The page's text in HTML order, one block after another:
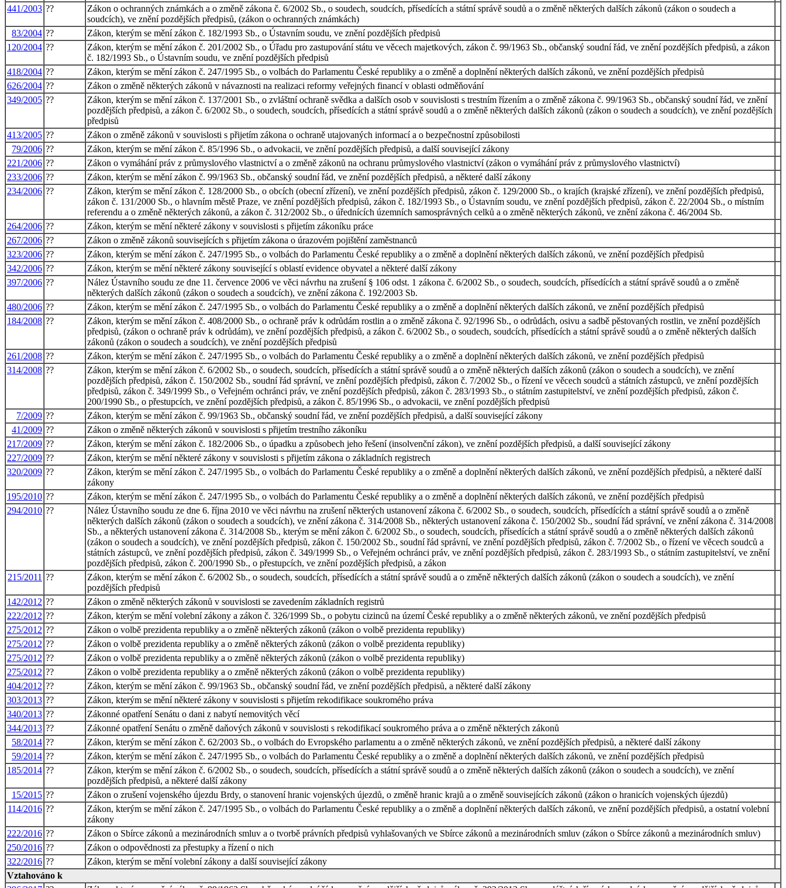
441/2003 ??
Zákon o ochranných známkách a o změně zákona č. 6/2002 Sb., o soudech, soudcích, přísedících a státní správě soudů a o změně některých dalších zákonů (zákon o soudech a
soudcích), ve znění pozdějších předpisů, (zákon o ochranných známkách)
83/2004 ??
Zákon, kterým se mění zákon č. 182/1993 Sb., o Ústavním soudu, ve znění pozdějších předpisů
120/2004 ??
Zákon, kterým se mění zákon č. 201/2002 Sb., o Úřadu pro zastupování státu ve věcech majetkových, zákon č. 99/1963 Sb., občanský soudní řád, ve znění pozdějších předpisů, a zákon
č. 182/1993 Sb., o Ústavním soudu, ve znění pozdějších předpisů
418/2004 ??
Zákon, kterým se mění zákon č. 247/1995 Sb., o volbách do Parlamentu České republiky a o změně a doplnění některých dalších zákonů, ve znění pozdějších předpisů
626/2004 ??
Zákon o změně některých zákonů v návaznosti na realizaci reformy veřejných financí v oblasti odměňování
349/2005 ??
Zákon, kterým se mění zákon č. 137/2001 Sb., o zvláštní ochraně svědka a dalších osob v souvislosti s trestním řízením a o změně zákona č. 99/1963 Sb., občanský soudní řád, ve znění
pozdějších předpisů, a zákon č. 6/2002 Sb., o soudech, soudcích, přísedících a státní správě soudů a o změně některých dalších zákonů (zákon o soudech a soudcích), ve znění pozdějších
předpisů
413/2005 ??
Zákon o změně zákonů v souvislosti s přijetím zákona o ochraně utajovaných informací a o bezpečnostní způsobilosti
79/2006 ??
Zákon, kterým se mění zákon č. 85/1996 Sb., o advokacii, ve znění pozdějších předpisů, a další související zákony
221/2006 ??
Zákon o vymáhání práv z průmyslového vlastnictví a o změně zákonů na ochranu průmyslového vlastnictví (zákon o vymáhání práv z průmyslového vlastnictví)
233/2006 ??
Zákon, kterým se mění zákon č. 99/1963 Sb., občanský soudní řád, ve znění pozdějších předpisů, a některé další zákony
234/2006 ??
Zákon, kterým se mění zákon č. 128/2000 Sb., o obcích (obecní zřízení), ve znění pozdějších předpisů, zákon č. 129/2000 Sb., o krajích (krajské zřízení), ve znění pozdějších předpisů,
zákon č. 131/2000 Sb., o hlavním městě Praze, ve znění pozdějších předpisů, zákon č. 182/1993 Sb., o Ústavním soudu, ve znění pozdějších předpisů, zákon č. 22/2004 Sb., o místním
referendu a o změně některých zákonů, a zákon č. 312/2002 Sb., o úřednících územních samosprávných celků a o změně některých zákonů, ve znění zákona č. 46/2004 Sb.
264/2006 ??
Zákon, kterým se mění některé zákony v souvislosti s přijetím zákoníku práce
267/2006 ??
Zákon o změně zákonů souvisejících s přijetím zákona o úrazovém pojištění zaměstnanců
323/2006 ??
Zákon, kterým se mění zákon č. 247/1995 Sb., o volbách do Parlamentu České republiky a o změně a doplnění některých dalších zákonů, ve znění pozdějších předpisů
342/2006 ??
Zákon, kterým se mění některé zákony související s oblastí evidence obyvatel a některé další zákony
397/2006 ??
Nález Ústavního soudu ze dne 11. července 2006 ve věci návrhu na zrušení § 106 odst. 1 zákona č. 6/2002 Sb., o soudech, soudcích, přísedících a státní správě soudů a o změně
některých dalších zákonů (zákon o soudech a soudcích), ve znění zákona č. 192/2003 Sb.
480/2006 ??
Zákon, kterým se mění zákon č. 247/1995 Sb., o volbách do Parlamentu České republiky a o změně a doplnění některých dalších zákonů, ve znění pozdějších předpisů
184/2008 ??
Zákon, kterým se mění zákon č. 408/2000 Sb., o ochraně práv k odrůdám rostlin a o změně zákona č. 92/1996 Sb., o odrůdách, osivu a sadbě pěstovaných rostlin, ve znění pozdějších
předpisů, (zákon o ochraně práv k odrůdám), ve znění pozdějších předpisů, a zákon č. 6/2002 Sb., o soudech, soudcích, přísedících a státní správě soudů a o změně některých dalších
zákonů (zákon o soudech a soudcích), ve znění pozdějších předpisů
261/2008 ??
Zákon, kterým se mění zákon č. 247/1995 Sb., o volbách do Parlamentu České republiky a o změně a doplnění některých dalších zákonů, ve znění pozdějších předpisů
314/2008 ??
Zákon, kterým se mění zákon č. 6/2002 Sb., o soudech, soudcích, přísedících a státní správě soudů a o změně některých dalších zákonů (zákon o soudech a soudcích), ve znění
pozdějších předpisů, zákon č. 150/2002 Sb., soudní řád správní, ve znění pozdějších předpisů, zákon č. 7/2002 Sb., o řízení ve věcech soudců a státních zástupců, ve znění pozdějších
předpisů, zákon č. 349/1999 Sb., o Veřejném ochránci práv, ve znění pozdějších předpisů, zákon č. 283/1993 Sb., o státním zastupitelství, ve znění pozdějších předpisů, zákon č.
200/1990 Sb., o přestupcích, ve znění pozdějších předpisů, a zákon č. 85/1996 Sb., o advokacii, ve znění pozdějších předpisů
7/2009 ??
Zákon, kterým se mění zákon č. 99/1963 Sb., občanský soudní řád, ve znění pozdějších předpisů, a další související zákony
41/2009 ??
Zákon o změně některých zákonů v souvislosti s přijetím trestního zákoníku
217/2009 ??
Zákon, kterým se mění zákon č. 182/2006 Sb., o úpadku a způsobech jeho řešení (insolvenční zákon), ve znění pozdějších předpisů, a další související zákony
227/2009 ??
Zákon, kterým se mění některé zákony v souvislosti s přijetím zákona o základních registrech
320/2009 ??
Zákon, kterým se mění zákon č. 247/1995 Sb., o volbách do Parlamentu České republiky a o změně a doplnění některých dalších zákonů, ve znění pozdějších předpisů, a některé další
zákony
195/2010 ??
Zákon, kterým se mění zákon č. 247/1995 Sb., o volbách do Parlamentu České republiky a o změně a doplnění některých dalších zákonů, ve znění pozdějších předpisů
294/2010 ??
Nález Ústavního soudu ze dne 6. října 2010 ve věci návrhu na zrušení některých ustanovení zákona č. 6/2002 Sb., o soudech, soudcích, přísedících a státní správě soudů a o změně
některých dalších zákonů (zákon o soudech a soudcích), ve znění zákona č. 314/2008 Sb., některých ustanovení zákona č. 150/2002 Sb., soudní řád správní, ve znění zákona č. 314/2008
Sb., a některých ustanovení zákona č. 314/2008 Sb., kterým se mění zákon č. 6/2002 Sb., o soudech, soudcích, přísedících a státní správě soudů a o změně některých dalších zákonů
(zákon o soudech a soudcích), ve znění pozdějších předpisů, zákon č. 150/2002 Sb., soudní řád správní, ve znění pozdějších předpisů, zákon č. 7/2002 Sb., o řízení ve věcech soudců a
státních zástupců, ve znění pozdějších předpisů, zákon č. 349/1999 Sb., o Veřejném ochránci práv, ve znění pozdějších předpisů, zákon č. 283/1993 Sb., o státním zastupitelství, ve znění
pozdějších předpisů, zákon č. 200/1990 Sb., o přestupcích, ve znění pozdějších předpisů, a zákon
215/2011 ??
Zákon, kterým se mění zákon č. 6/2002 Sb., o soudech, soudcích, přísedících a státní správě soudů a o změně některých dalších zákonů (zákon o soudech a soudcích), ve znění
pozdějších předpisů
142/2012 ??
Zákon o změně některých zákonů v souvislosti se zavedením základních registrů
222/2012 ??
Zákon, kterým se mění volební zákony a zákon č. 326/1999 Sb., o pobytu cizinců na území České republiky a o změně některých zákonů, ve znění pozdějších předpisů
275/2012 ??
Zákon o volbě prezidenta republiky a o změně některých zákonů (zákon o volbě prezidenta republiky)
275/2012 ??
Zákon o volbě prezidenta republiky a o změně některých zákonů (zákon o volbě prezidenta republiky)
275/2012 ??
Zákon o volbě prezidenta republiky a o změně některých zákonů (zákon o volbě prezidenta republiky)
275/2012 ??
Zákon o volbě prezidenta republiky a o změně některých zákonů (zákon o volbě prezidenta republiky)
404/2012 ??
Zákon, kterým se mění zákon č. 99/1963 Sb., občanský soudní řád, ve znění pozdějších předpisů, a některé další zákony
303/2013 ??
Zákon, kterým se mění některé zákony v souvislosti s přijetím rekodifikace soukromého práva
340/2013 ??
Zákonné opatření Senátu o dani z nabytí nemovitých věcí
344/2013 ??
Zákonné opatření Senátu o změně daňových zákonů v souvislosti s rekodifikací soukromého práva a o změně některých zákonů
58/2014 ??
Zákon, kterým se mění zákon č. 62/2003 Sb., o volbách do Evropského parlamentu a o změně některých zákonů, ve znění pozdějších předpisů, a některé další zákony
59/2014 ??
Zákon, kterým se mění zákon č. 247/1995 Sb., o volbách do Parlamentu České republiky a o změně a doplnění některých dalších zákonů, ve znění pozdějších předpisů
185/2014 ??
Zákon, kterým se mění zákon č. 6/2002 Sb., o soudech, soudcích, přísedících a státní správě soudů a o změně některých dalších zákonů (zákon o soudech a soudcích), ve znění
pozdějších předpisů, a některé další zákony
15/2015 ??
Zákon o zrušení vojenského újezdu Brdy, o stanovení hranic vojenských újezdů, o změně hranic krajů a o změně souvisejících zákonů (zákon o hranicích vojenských újezdů)
114/2016 ??
Zákon, kterým se mění zákon č. 247/1995 Sb., o volbách do Parlamentu České republiky a o změně a doplnění některých dalších zákonů, ve znění pozdějších předpisů, a ostatní volební
zákony
222/2016 ??
Zákon o Sbírce zákonů a mezinárodních smluv a o tvorbě právních předpisů vyhlašovaných ve Sbírce zákonů a mezinárodních smluv (zákon o Sbírce zákonů a mezinárodních smluv)
250/2016 ??
Zákon o odpovědnosti za přestupky a řízení o nich
322/2016 ??
Zákon, kterým se mění volební zákony a další související zákony
Vztahováno k